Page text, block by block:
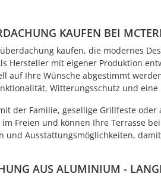
KAUFEN BEI
kaufen, die modernes
Hersteller mit eigener Produktion
auf Ihre Wünsche abgestimmt
Witterungsschutz und
der Familie, gesellige Grillfeste
Freien und können Ihre Terrasse
und Ausstattungsmöglichkeiten,
AUS ALUMINIUM -